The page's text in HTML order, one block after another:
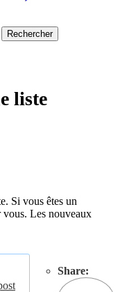
liste
Si vous êtes un
Les nouveaux
Share: